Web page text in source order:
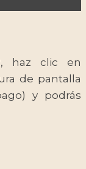
haz clic en
de pantalla
y podrás